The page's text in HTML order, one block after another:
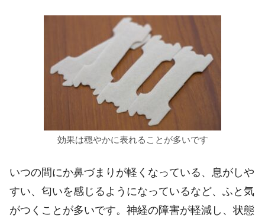
効果は穏やかに表れることが多いです
いつの間にか鼻づまりが軽くなっている、息がしや
すい、匂いを感じるようになっているなど、ふと気
がつくことが多いです。神経の障害が軽減し、状態